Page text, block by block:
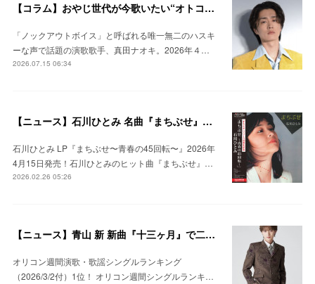
【コラム】おやじ世代が今歌いたい“オトコウタ”！真田ナオキのロック演歌「陽が沈む前に…」がカラオケ好調！ #真田ナオキ #怒髪天
「ノックアウトボイス」と呼ばれる唯一無二のハスキ
ーな声で話題の演歌歌手、真田ナオキ。2026年４…
2026.07.15 06:34
【ニュース】石川ひとみ 名曲『まちぶせ』発売から45周年を記念したLPレコード発売決定！ #石川ひとみ #アナログレコード
石川ひとみ LP『まちぶせ〜青春の45回転〜』2026年
4月15日発売！石川ひとみのヒット曲『まちぶせ』…
2026.02.26 05:26
【ニュース】青山 新 新曲『十三ヶ月』で二作連続の首位獲得！ #青山新
オリコン週間演歌・歌謡シングルランキング
（2026/3/2付）1位！ オリコン週間シングルランキ…